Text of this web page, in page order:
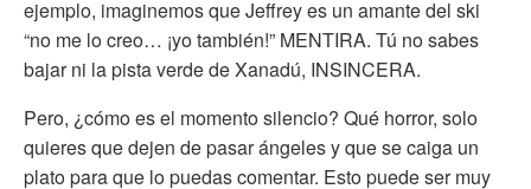
ejemplo, imaginemos que Jeffrey es un amante del ski
“no me lo creo… ¡yo también!” MENTIRA. Tú no sabes
bajar ni la pista verde de Xanadú, INSINCERA.
Pero, ¿cómo es el momento silencio? Qué horror, solo
quieres que dejen de pasar ángeles y que se caiga un
plato para que lo puedas comentar. Esto puede ser muy